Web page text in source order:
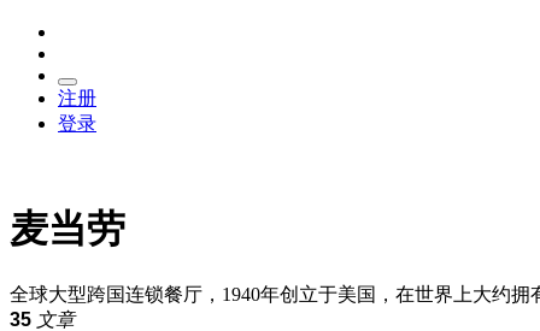
注册
登录
麦当劳
全球大型跨国连锁餐厅，1940年创立于美国，在世界上大约拥
35 文章